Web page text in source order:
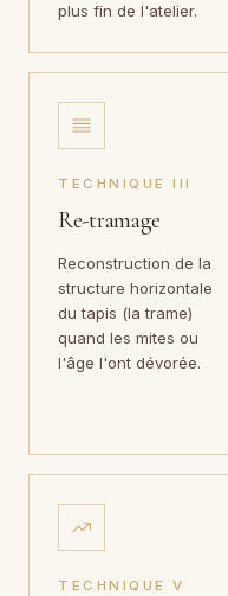
plus fin de l'atelier.
TECHNIQUE III
Re-tramage
Reconstruction de la
structure horizontale
du tapis (la trame)
quand les mites ou
l'âge l'ont dévorée.
TECHNIQUE V